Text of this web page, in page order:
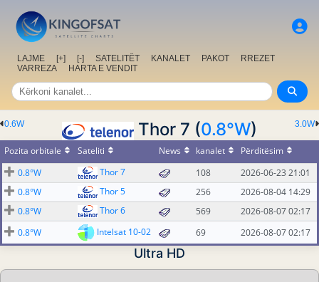
LAJME [+] [-] SATELITËT KANALET PAKOT
RREZET
VARREZA
HARTA E VENDIT
3.0W
0.6W Thor 7 (0.8°W)
Pozita orbitale Sateliti News kanalet
Përditësim
0.8°W
Thor 7 108
2026-06-23 21:01
0.8°W
Thor 5 256
2026-08-04 14:29
0.8°W
Thor 6 569
2026-08-07 02:17
0.8°W
Intelsat 10-02 69 2026-08-07 02:17
Ultra HD